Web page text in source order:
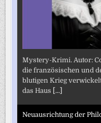
Mystery-Krimi. Autor:
die französischen und
blutigen Krieg
das Haus [...]
Neuausrichtung der